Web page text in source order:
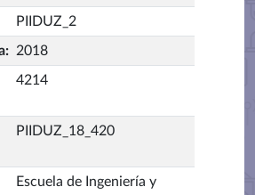
PIIDUZ_2
: 2018
4214
PIIDUZ_18_420
Escuela de Ingeniería y